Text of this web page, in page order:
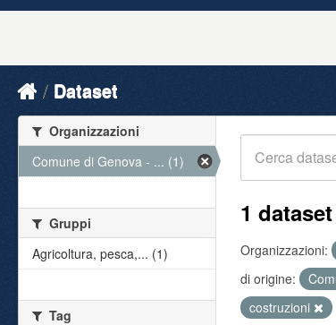
Dataset
1
Organizzazioni:
di origine:
costruzioni
Organizzazioni
Comune di Genova - ... (1)
Gruppi
Agricoltura, pesca,... (1)
Tag